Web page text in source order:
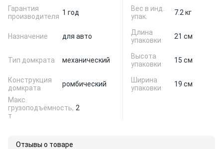
Гарантия
производителя 1 год
Назначение для авто
Тип домкрата механический
Конструкция
домкрата
ромбический
Макс.
грузоподъёмность,
т
2
Вес в инд.
упак.
7.2 кг
Длина
упаковки
21 см
Высота
упаковки
15 см
Ширина
упаковки
19 см
Отзывы о товаре